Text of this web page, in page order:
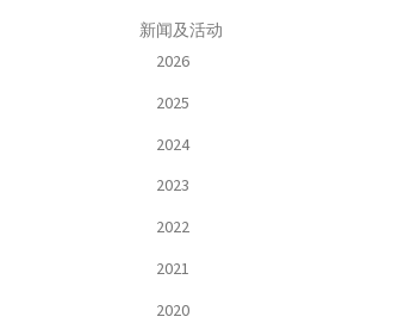
新闻及活动
2026
2025
2024
2023
2022
2021
2020